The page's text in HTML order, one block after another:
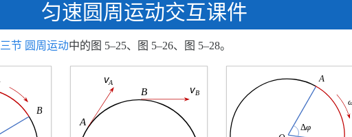
匀速圆周运动交互课件
节 圆周运动中的图 5–25、图 5–26、图 5–28。